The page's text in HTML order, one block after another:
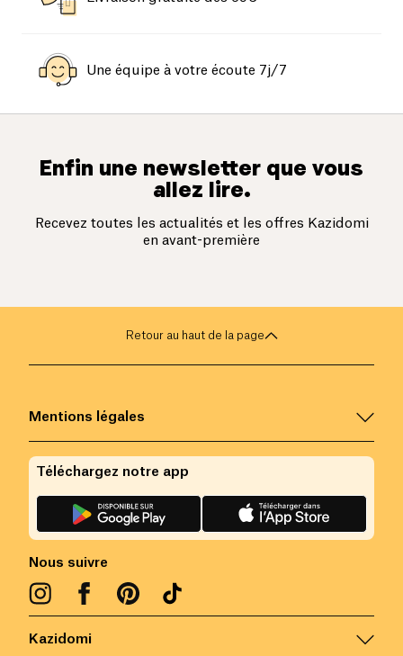
Une équipe à votre écoute 7j/7
Enfin une newsletter que vous
allez lire.
Recevez toutes les actualités et les offres Kazidomi
en avant-première
Retour au haut de la page
Kazidomi
Mentions légales
Nous suivre
Téléchargez notre app